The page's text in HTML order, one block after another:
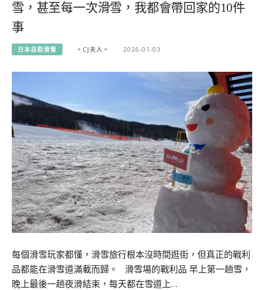
雪，甚至每一次滑雪，我都會帶回家的10件
事
日本自助滑雪 。CJ夫人。 2026-01-03
每個滑雪玩家都懂，滑雪旅行根本沒時間逛街，但真正的戰利
品都能在滑雪道滿載而歸。 滑雪場的戰利品 早上第一趟雪，
晚上最後一趟夜滑結束，每天都在雪道上…